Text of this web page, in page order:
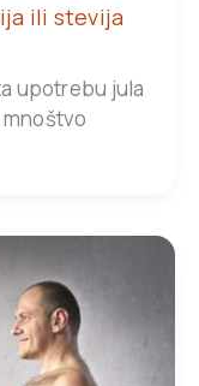
ili stevija
upotrebu jula
mnoštvo